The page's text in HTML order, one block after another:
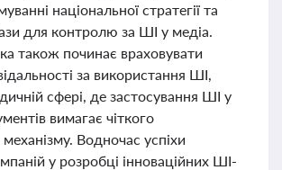
національної стратегії та
для контролю за ШІ у медіа.
також починає враховувати
за використання ШІ,
сфері, де застосування ШІ у
вимагає чіткого
Водночас успіхи
у розробці інноваційних ШІ-